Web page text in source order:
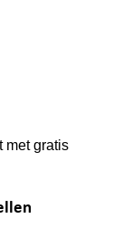
met gratis